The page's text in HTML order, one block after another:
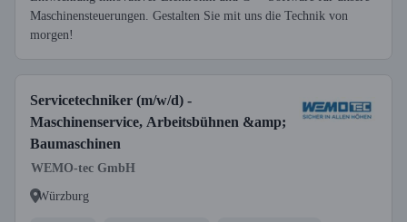
Maschinensteuerungen. Gestalten Sie mit uns die Technik von
morgen!
Servicetechniker (m/w/d) -
Maschinenservice, Arbeitsbühnen &amp;
Baumaschinen
WEMO-tec GmbH
Würzburg